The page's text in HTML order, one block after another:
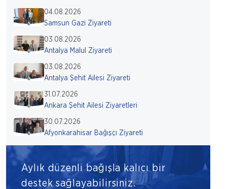
04.08.2026
Samsun Gazi Ziyareti
03.08.2026
Antalya Malul Ziyareti
03.08.2026
Antalya Şehit Ailesi Ziyareti
31.07.2026
Ankara Şehit Ailesi Ziyaretleri
30.07.2026
Afyonkarahisar Bağışçı Ziyareti
Aylık düzenli bağışla kalıcı bir
destek sağlayabilirsiniz.